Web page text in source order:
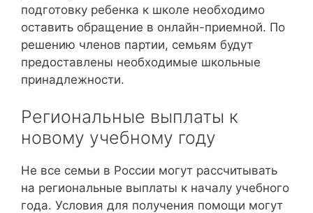
подготовку ребенка к школе необходимо
оставить обращение в онлайн-приемной. По
решению членов партии, семьям будут
предоставлены необходимые школьные
принадлежности.
Региональные выплаты к
новому учебному году
Не все семьи в России могут рассчитывать
на региональные выплаты к началу учебного
года. Условия для получения помощи могут